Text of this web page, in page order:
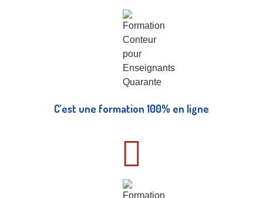
C’est une formation 100% en ligne